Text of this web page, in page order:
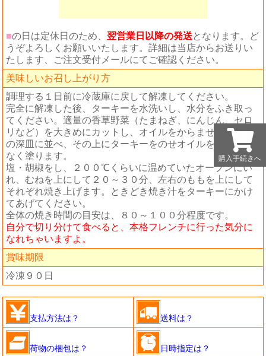
■の日は定休日のため、 翌営業日以降の発送 となります。ど
うぞよろしくお願いいたします。詳細は当店からお送りい
たします、ご注文受付メールにてご確認ください。
美味しいお召し上がり方
調理する１日前に冷蔵庫に戻して解凍してください。
完全に解凍した後、ターキーを水洗いし、水分をふき取っ
てください。適量の香草野菜（たまねぎ、にんじん、セロ
リなど）を大きめにカットし、オイルをからませて耐熱用
の深皿に並べ、その上にターキーをのせオイルをまんべん
なく塗ります。
塩・胡椒をし、２００℃くらいに温めていたオーブンにい
れ、むねを上にして２０～３０分、左右のももを上にして
それぞれ焼き上げます。ときどき焼き汁をターキーにかけ
てあげてください。
全体の焼き時間の目安は、８０～１００分程度です。
自分で切り分けて食べると、本格フレンチに行った気分に
なれちゃいますよ。
賞味期限
冷凍９０日
支払方法は？ 送料は？
荷物の梱包は？ 日時指定は？
購入手続きへ
購入手続きへ